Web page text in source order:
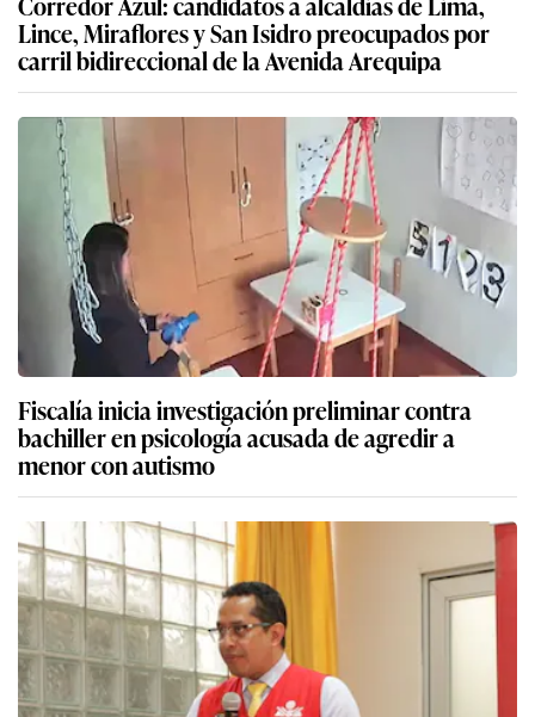
Lince, Miraflores y San Isidro preocupados por
carril bidireccional de la Avenida Arequipa
Fiscalía inicia investigación preliminar contra
bachiller en psicología acusada de agredir a
menor con autismo